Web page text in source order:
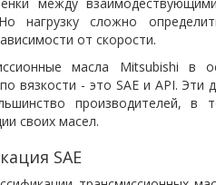
нагрузку сложно
от скорости.
масла Mitsubishi в
вязкости - это SAE и API.
производителей, в
своих масел.
SAE